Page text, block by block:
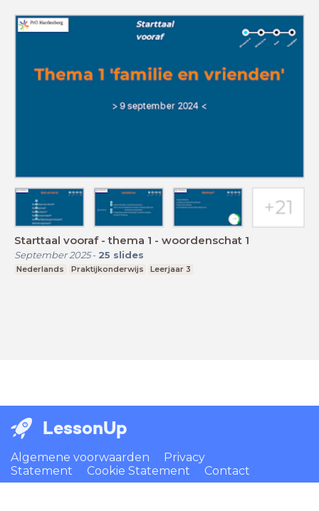
Starttaal vooraf - thema 1 - woordenschat 1
September 2025- 25 slides
Nederlands Praktijkonderwijs Leerjaar 3
LessonUp
Algemene voorwaarden
Privacy
Statement
Cookie Statement Contact